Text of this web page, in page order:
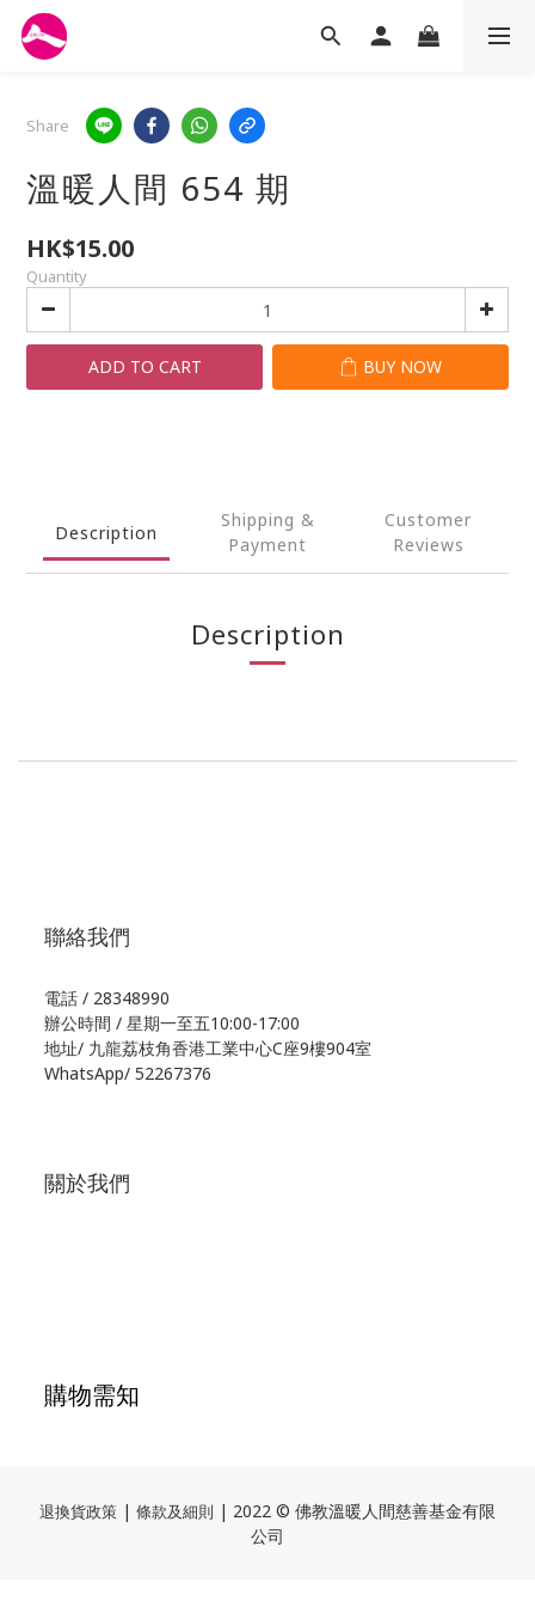
Share
溫暖人間 654 期
HK$15.00
Quantity
ADD TO CART BUY NOW
Description
Shipping &
Payment
Customer
Reviews
Description
聯絡我們
電話 / 28348990
辦公時間 / 星期一至五10:00-17:00
地址/ 九龍荔枝角香港工業中心C座9樓904室
WhatsApp/ 52267376
關於我們
購物需知
退換貨政策 | 條款及細則 | 2022 © 佛教溫暖人間慈善基金有限
公司